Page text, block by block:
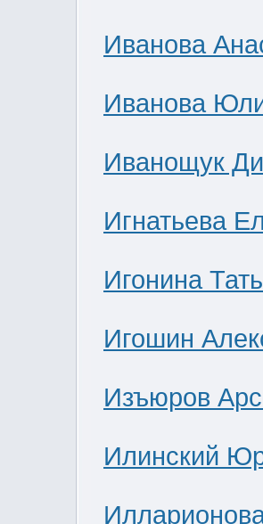
Иванова
Иванова
Иванощук
Игнатьева
Игонина
Игошин
Изъюров
Илинский